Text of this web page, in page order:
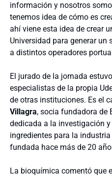
información y nosotros
tenemos idea de cómo es
ahí viene esta idea de crear
Universidad para generar un
a distintos operadores
El jurado de la jornada
especialistas de la propia
de otras instituciones. Es el
Villagra, socia fundadora de
dedicada a la investigación
ingredientes para la
fundada hace más de 20
La bioquímica comentó que